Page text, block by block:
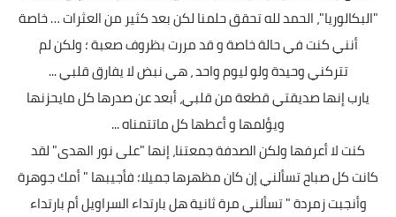
"البكالوريا"، الحمد لله تحقق حلمنا لكن بعد كثير من العثرات … خاصة
أنني كنت في حالة خاصة و قد مررت بظروف صعبة ؛ ولكن لم
تتركني وحيدة ولو ليوم واحد ، هي نبض لا يفارق قلبي ...
يارب إنها صديقتي قطعة من قلبي، أبعد عن صدرها كل مايحزنها
ويؤلمها و أعطها كل ماتتمناه ...
كنت لا أعرفها ولكن الصدفة جمعتنا، إنها "على نور الهدى" لقد
كانت كل صباح تسألني إن كان مظهرها جميلا؛ فأجيبها " أمك جوهرة
وأنجبت زمردة " تسألني مرة ثانية هل بارتداء السراويل أم بارتداء